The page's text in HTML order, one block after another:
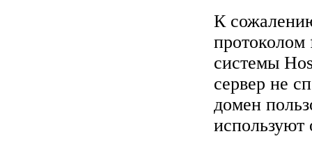
К
протоколом
системы
сервер не
домен
используют